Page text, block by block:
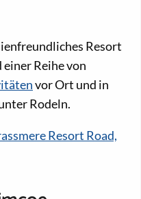
Resort
Reihe von
vor Ort und in
Rodeln.
Resort Road,